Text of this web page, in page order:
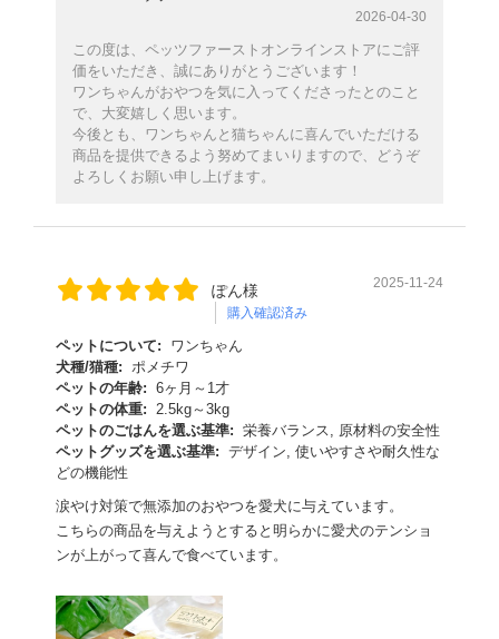
2026-04-30
この度は、ペッツファーストオンラインストアにご評
価をいただき、誠にありがとうございます！
ワンちゃんがおやつを気に入ってくださったとのこと
で、大変嬉しく思います。
今後とも、ワンちゃんと猫ちゃんに喜んでいただける
商品を提供できるよう努めてまいりますので、どうぞ
よろしくお願い申し上げます。
ぽん様
購入確認済み
2025-11-24
ペットについて:
ワンちゃん
犬種/猫種: ポメチワ
ペットの年齢: 6ヶ月～1才
ペットの体重: 2.5kg～3kg
ペットのごはんを選ぶ基準: 栄養バランス, 原材料の安全性
ペットグッズを選ぶ基準: デザイン, 使いやすさや耐久性な
どの機能性
涙やけ対策で無添加のおやつを愛犬に与えています。
こちらの商品を与えようとすると明らかに愛犬のテンショ
ンが上がって喜んで食べています。